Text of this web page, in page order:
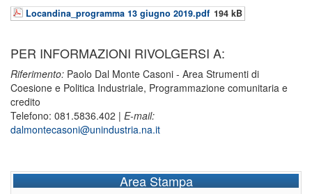
Locandina_programma 13 giugno 2019.pdf 194 kB
PER INFORMAZIONI RIVOLGERSI A:
Riferimento: Paolo Dal Monte Casoni - Area Strumenti di
Coesione e Politica Industriale, Programmazione comunitaria e
credito
Telefono: 081.5836.402 | E-mail:
dalmontecasoni@unindustria.na.it
Area Stampa